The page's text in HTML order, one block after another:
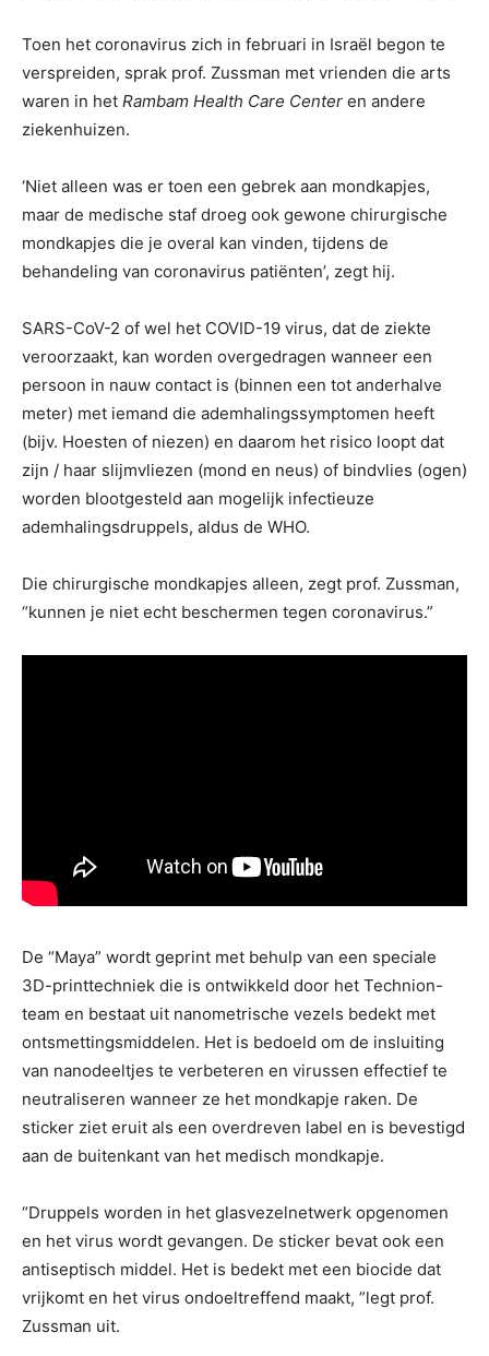
Toen het coronavirus zich in februari in Israël begon te
verspreiden, sprak prof. Zussman met vrienden die arts
waren in het Rambam Health Care Center en andere
ziekenhuizen.
‘Niet alleen was er toen een gebrek aan mondkapjes,
maar de medische staf droeg ook gewone chirurgische
mondkapjes die je overal kan vinden, tijdens de
behandeling van coronavirus patiënten’, zegt hij.
SARS-CoV-2 of wel het COVID-19 virus, dat de ziekte
veroorzaakt, kan worden overgedragen wanneer een
persoon in nauw contact is (binnen een tot anderhalve
meter) met iemand die ademhalingssymptomen heeft
(bijv. Hoesten of niezen) en daarom het risico loopt dat
zijn / haar slijmvliezen (mond en neus) of bindvlies (ogen)
worden blootgesteld aan mogelijk infectieuze
ademhalingsdruppels, aldus de WHO.
Die chirurgische mondkapjes alleen, zegt prof. Zussman,
“kunnen je niet echt beschermen tegen coronavirus.”
De “Maya” wordt geprint met behulp van een speciale
3D-printtechniek die is ontwikkeld door het Technion-
team en bestaat uit nanometrische vezels bedekt met
ontsmettingsmiddelen. Het is bedoeld om de insluiting
van nanodeeltjes te verbeteren en virussen effectief te
neutraliseren wanneer ze het mondkapje raken. De
sticker ziet eruit als een overdreven label en is bevestigd
aan de buitenkant van het medisch mondkapje.
“Druppels worden in het glasvezelnetwerk opgenomen
en het virus wordt gevangen. De sticker bevat ook een
antiseptisch middel. Het is bedekt met een biocide dat
vrijkomt en het virus ondoeltreffend maakt, ”legt prof.
Zussman uit.